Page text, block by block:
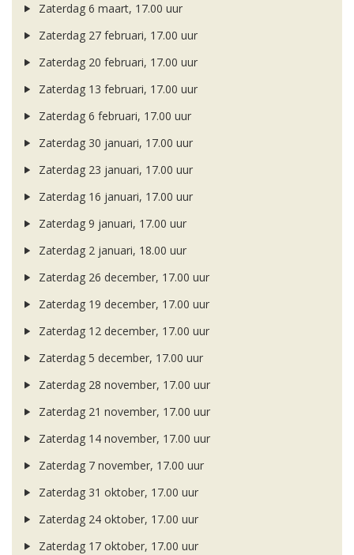
Zaterdag 6 maart, 17.00 uur
Zaterdag 27 februari, 17.00 uur
Zaterdag 20 februari, 17.00 uur
Zaterdag 13 februari, 17.00 uur
Zaterdag 6 februari, 17.00 uur
Zaterdag 30 januari, 17.00 uur
Zaterdag 23 januari, 17.00 uur
Zaterdag 16 januari, 17.00 uur
Zaterdag 9 januari, 17.00 uur
Zaterdag 2 januari, 18.00 uur
Zaterdag 26 december, 17.00 uur
Zaterdag 19 december, 17.00 uur
Zaterdag 12 december, 17.00 uur
Zaterdag 5 december, 17.00 uur
Zaterdag 28 november, 17.00 uur
Zaterdag 21 november, 17.00 uur
Zaterdag 14 november, 17.00 uur
Zaterdag 7 november, 17.00 uur
Zaterdag 31 oktober, 17.00 uur
Zaterdag 24 oktober, 17.00 uur
Zaterdag 17 oktober, 17.00 uur